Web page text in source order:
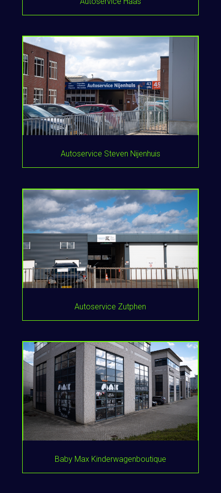
Autoservice Steven Nijenhuis
Autoservice Zutphen
Baby Max Kinderwagenboutique